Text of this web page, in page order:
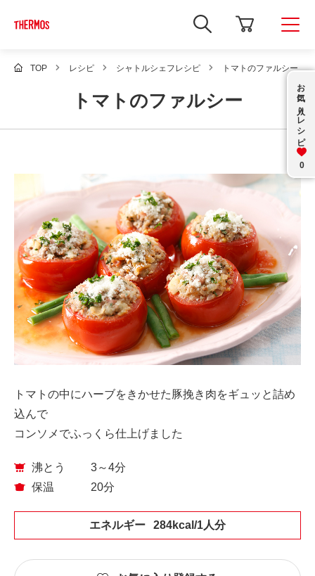
新
し
ィ
ン
ウ
で
サ
開
き
ま
す
TOP レシピ シャトルシェフレシピ トマトのファルシー
トマトのファルシー お気に入り
レシピ
0
トマトの中にハーブをきかせた豚挽き肉をギュッと詰め
込んで
コンソメでふっくら仕上げました
沸とう
3～4分
保温
20分
エネルギー 284kcal/1人分